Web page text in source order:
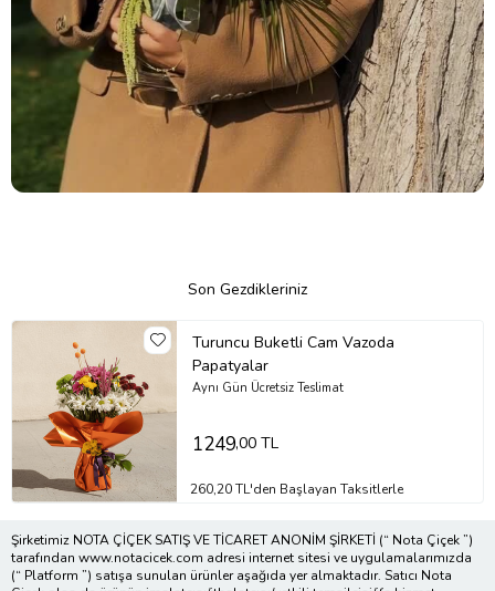
Son Gezdikleriniz
Turuncu Buketli Cam Vazoda
Papatyalar
Aynı Gün Ücretsiz Teslimat
1249,00 TL
260,20 TL'den Başlayan Taksitlerle
Şirketimiz NOTA ÇİÇEK SATIŞ VE TİCARET ANONİM ŞİRKETİ (“ Nota Çiçek ”)
tarafından www.notacicek.com adresi internet sitesi ve uygulamalarımızda
(“ Platform ”) satışa sunulan ürünler aşağıda yer almaktadır. Satıcı Nota